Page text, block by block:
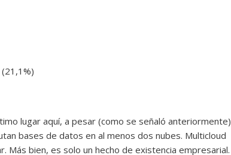
lugar aquí, a pesar (como se señaló anteriormente)
bases de datos en al menos dos nubes. Multicloud
Más bien, es solo un hecho de existencia empresarial.